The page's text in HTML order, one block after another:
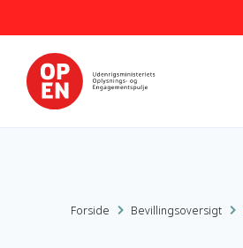
Forside Bevillingsoversigt